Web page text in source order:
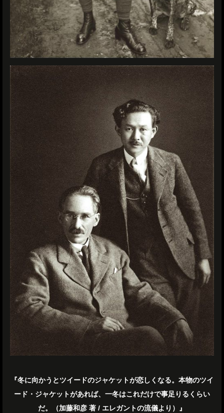
『冬に向かうとツイードのジャケットが恋しくなる。本物のツイ
ード・ジャケットがあれば、一冬はこれだけで事足りるくらい
だ。（加藤和彦 著 / エレガントの流儀より）』